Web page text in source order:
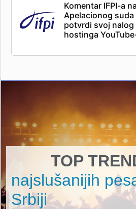
Komentar IFPI-a
Apelacionog
potvrdi svoj
hostinga
TOP
najslušanijih
Srbiji